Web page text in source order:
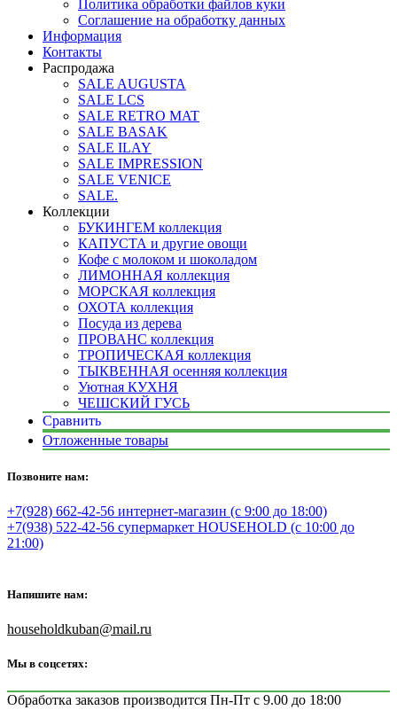
Политика обработки файлов куки
Соглашение на обработку данных
Информация
Контакты
Распродажа
SALE AUGUSTA
SALE LCS
SALE RETRO MAT
SALE BASAK
SALE ILAY
SALE IMPRESSION
SALE VENICE
SALE.
Коллекции
БУКИНГЕМ коллекция
КАПУСТА и другие овощи
Кофе с молоком и шоколадом
ЛИМОННАЯ коллекция
МОРСКАЯ коллекция
ОХОТА коллекция
Посуда из дерева
ПРОВАНС коллекция
ТРОПИЧЕСКАЯ коллекция
ТЫКВЕННАЯ осенняя коллекция
Уютная КУХНЯ
ЧЕШСКИЙ ГУСЬ
Сравнить
Отложенные товары
Позвоните нам:
+7(928) 662-42-56 интернет-магазин (с 9:00 до 18:00)
+7(938) 522-42-56 супермаркет HOUSEHOLD (с 10:00 до
21:00)
Напишите нам:
householdkuban@mail.ru
Мы в соцсетях:
Обработка заказов производится Пн-Пт с 9.00 до 18:00